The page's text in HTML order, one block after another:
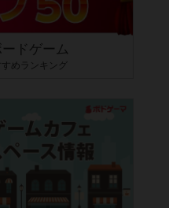
ードゲーム
めランキング